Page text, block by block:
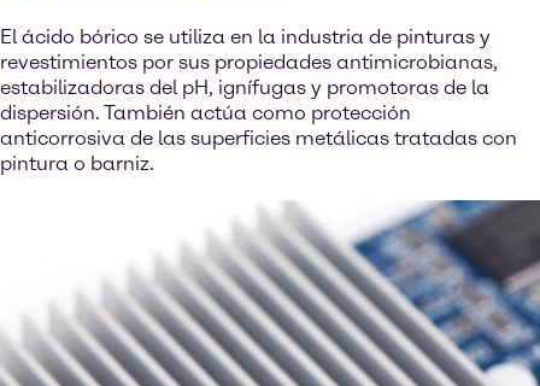
El ácido bórico se utiliza en la industria de pinturas y
revestimientos por sus propiedades antimicrobianas,
estabilizadoras del pH, ignífugas y promotoras de la
dispersión. También actúa como protección
anticorrosiva de las superficies metálicas tratadas con
pintura o barniz.